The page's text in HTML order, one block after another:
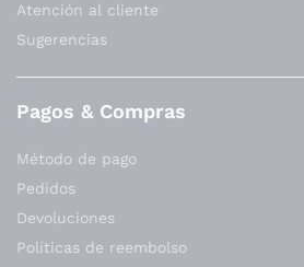
Atención al cliente
Sugerencias
Pagos & Compras
Método de pago
Pedidos
Devoluciones
Políticas de reembolso